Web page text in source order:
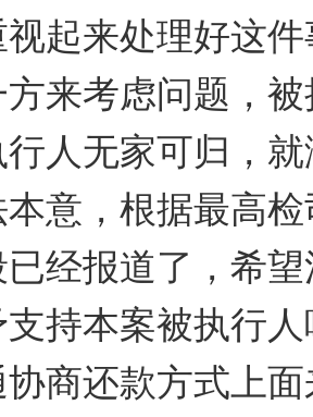
起来处理好这
来考虑问题，
人无家可归，
意，根据最高
经报道了，希
持本案被执行
协商还款方式上